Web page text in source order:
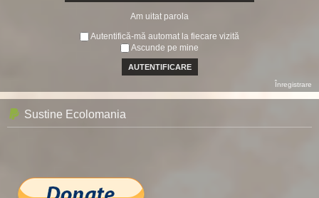
Am uitat parola
Autentifică-mă automat la fiecare vizită
Ascunde pe mine
Înregistrare
Sustine Ecolomania